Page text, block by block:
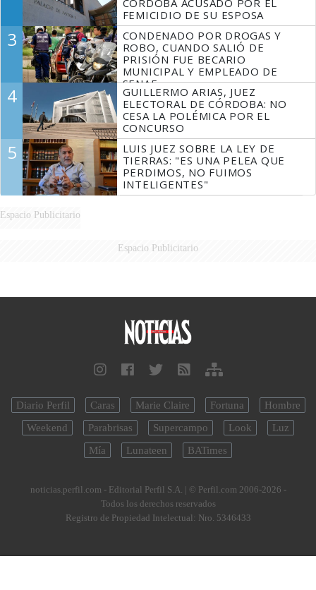
CÓRDOBA ACUSADO POR EL
FEMICIDIO DE SU ESPOSA
3
CONDENADO POR DROGAS Y
ROBO, CUANDO SALIÓ DE
PRISIÓN FUE BECARIO
MUNICIPAL Y EMPLEADO DE
SENAF
4
GUILLERMO ARIAS, JUEZ
ELECTORAL DE CÓRDOBA: NO
CESA LA POLÉMICA POR EL
CONCURSO
5
LUIS JUEZ SOBRE LA LEY DE
TIERRAS: "ES UNA PELEA QUE
PERDIMOS, NO FUIMOS
INTELIGENTES"
Espacio Publicitario
Espacio Publicitario
Diario Perfil Caras Marie Claire Fortuna
Hombre
Weekend
Parabrisas Supercampo Look
Luz
Mía
Lunateen BATimes
noticias.perfil.com - Editorial Perfil S.A. | © Perfil.com 2006-2026 -
Todos los derechos reservados
Registro de Propiedad Intelectual: Nro. 5346433